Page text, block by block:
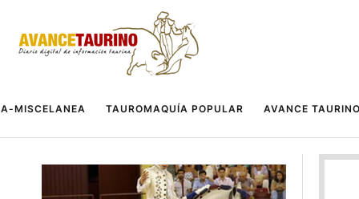
MISCELANEA TAUROMAQUÍA POPULAR AVANCE TAURINO